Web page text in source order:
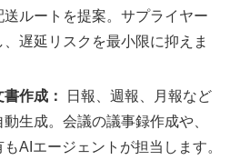
送ルートを提案。サプライヤー
遅延リスクを最小限に抑えま
作成：
日報、週報、月報など
生成。会議の議事録作成や、
AIエージェントが担当します。